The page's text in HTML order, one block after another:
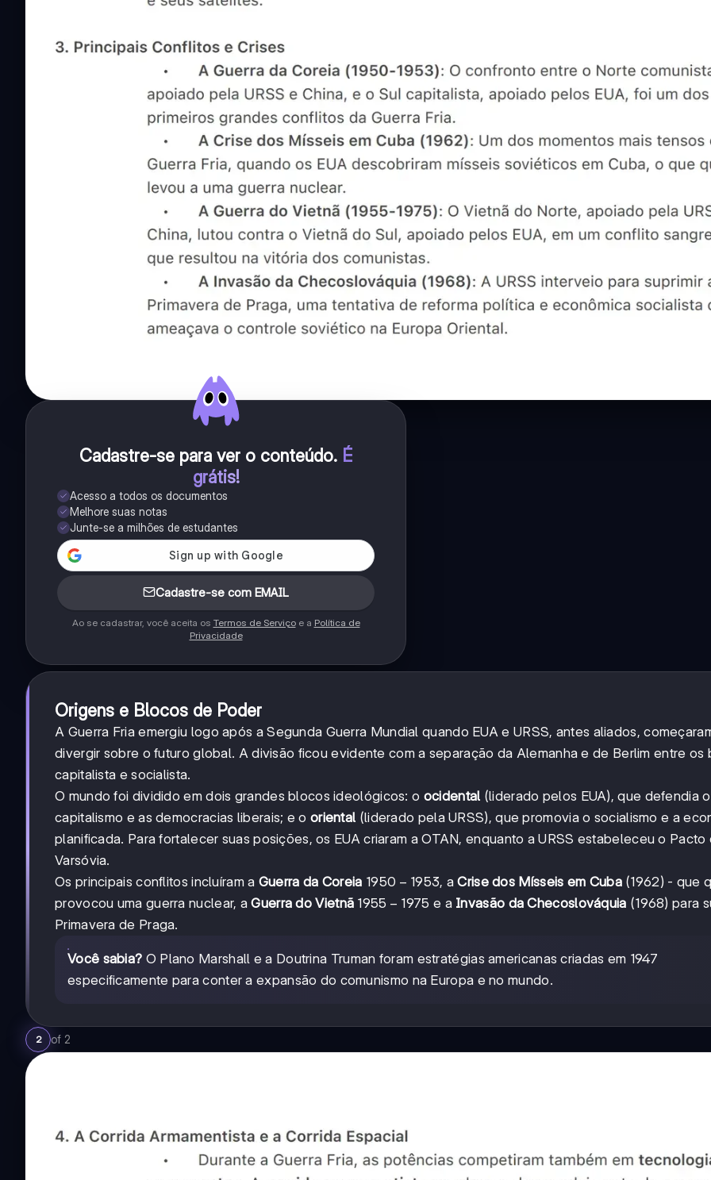
Cadastre-se para ver o conteúdo. É
grátis!
Acesso a todos os documentos
Melhore suas notas
Junte-se a milhões de estudantes
Cadastre-se com EMAIL
Ao se cadastrar, você aceita os Termos de Serviçoe a Política de
Privacidade
Origens e Blocos de Poder
A Guerra Fria emergiu logo após a Segunda Guerra Mundial quando EUA e URSS, antes aliados,
divergir sobre o futuro global. A divisão ficou evidente com a separação da Alemanha e de Berlim entre os
capitalista e socialista.
O mundo foi dividido em dois grandes blocos ideológicos: o ocidental (liderado pelos EUA), que defendia o
capitalismo e as democracias liberais; e o oriental (liderado pela URSS), que promovia o socialismo e a
planificada. Para fortalecer suas posições, os EUA criaram a OTAN, enquanto a URSS estabeleceu o Pacto
Varsóvia.
Os principais conflitos incluíram a Guerra da Coreia 1950-
1953
1950 − 1953, aCrise dos Mísseis em Cuba(1962) - que
provocou uma guerra nuclear, aGuerra do Vietnã 1955-
1955 − 1975 e a Invasão da Checoslováquia (1968) para
Primavera de Praga.
Você sabia? O Plano Marshall e a Doutrina Truman foram estratégias americanas criadas em 1947
especificamente para conter a expansão do comunismo na Europa e no mundo.
2 of 2